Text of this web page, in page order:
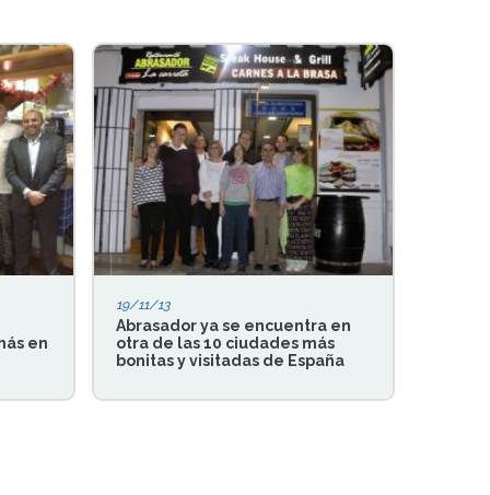
en
19/11/13
Abrasador ya se encuentra en
otra de las 10 ciudades más
bonitas y visitadas de España